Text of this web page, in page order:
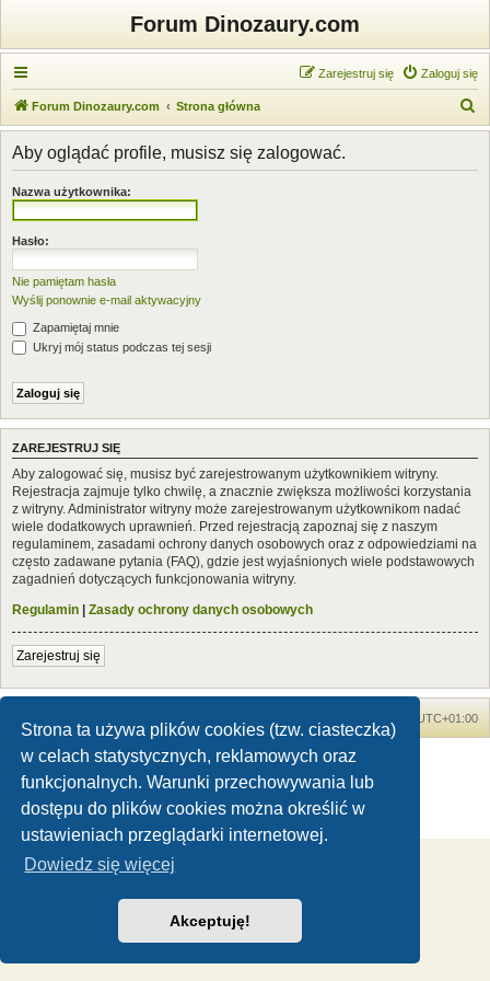
Strona ta używa plików cookies (tzw. ciasteczka)
w celach statystycznych, reklamowych oraz
funkcjonalnych. Warunki przechowywania lub
dostępu do plików cookies można określić w
ustawieniach przeglądarki internetowej.
Dowiedz się więcej
Akceptuję!
Forum Dinozaury.com
Zaloguj się
Zarejestruj się
Forum Dinozaury.com Strona główna
z
Aby oglądać profile, musisz się zalogować.
Nazwa użytkownika:
Hasło:
Nie pamiętam hasła
Wyślij ponownie e-mail aktywacyjny
Zapamiętaj mnie
Ukryj mój status podczas tej sesji
ZAREJESTRUJ SIĘ
Aby zalogować się, musisz być zarejestrowanym użytkownikiem witryny.
Rejestracja zajmuje tylko chwilę, a znacznie zwiększa możliwości korzystania
z witryny. Administrator witryny może zarejestrowanym użytkownikom nadać
wiele dodatkowych uprawnień. Przed rejestracją zapoznaj się z naszym
regulaminem, zasadami ochrony danych osobowych oraz z odpowiedziami na
często zadawane pytania (FAQ), gdzie jest wyjaśnionych wiele podstawowych
zagadnień dotyczących funkcjonowania witryny.
Regulamin | Zasady ochrony danych osobowych
Zarejestruj się
UTC+01:00
Dinozaury.com© 2006-2020
Technologię dostarczaphpBB® Forum Software © phpBB Limited
Zasady ochrony danych osobowych|Regulamin